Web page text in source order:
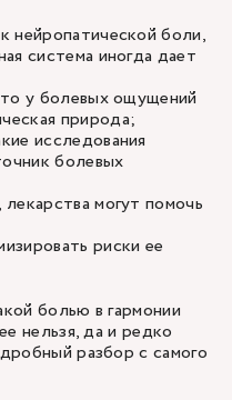
нейропатической боли,
система иногда дает
у болевых ощущений
природа;
исследования
болевых
могут помочь
риски ее
болью в гармонии
нельзя, да и редко
разбор с самого